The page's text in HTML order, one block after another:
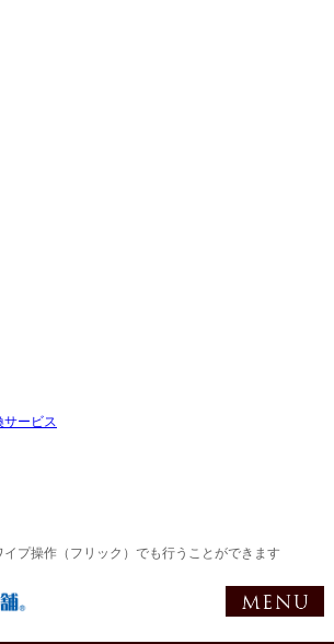
サービス
プ操作（フリック）でも行うことができます